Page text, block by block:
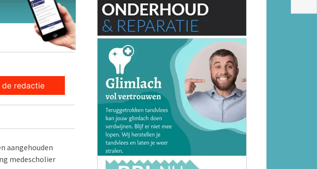
de redactie
aangehouden
medescholier